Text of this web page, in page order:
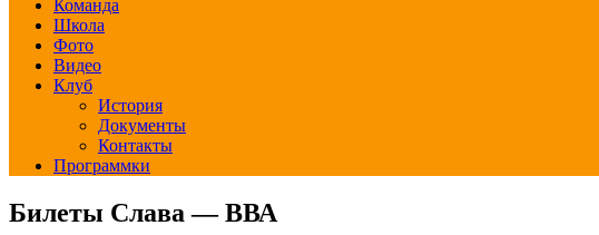
Команда
Школа
Фото
Видео
Клуб
История
Документы
Контакты
Программки
Билеты Слава — ВВА